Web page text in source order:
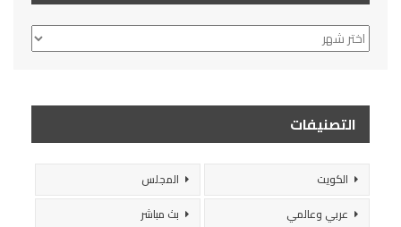
الأرشيف
التصنيفات
الكويت
المجلس
عربي وعالمي
بث مباشر